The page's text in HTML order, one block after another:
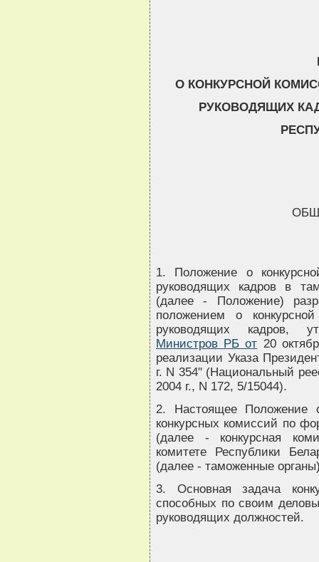
О КОНКУРСНОЙ
РУКОВОДЯЩИХ
1. Положение о
руководящих кадров в
(далее - Положение)
положением о
руководящих кадров,
Министров РБ от 20
реализации Указа
г. N 354" (Национальный
2004 г., N 172, 5/15044).
2. Настоящее Положение
конкурсных комиссий по
(далее - конкурсная
комитете Республики
(далее - таможенные
3. Основная задача
способных по своим
руководящих должностей.